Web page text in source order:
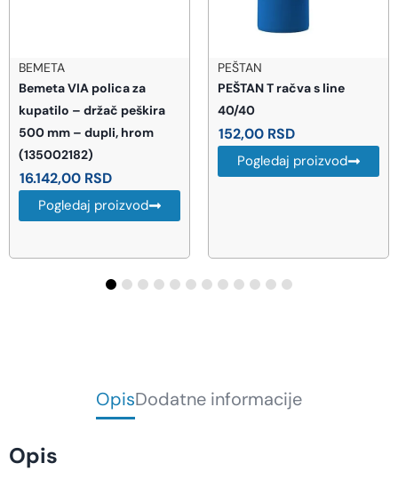
PEŠTAN
PEŠTAN T račva s line
40/40
152,00RSD
Pogledaj proizvod
METALAC SRBIJA
METALAC Sudopera
Venera E480 F60 Rupa
54449
5.060,00RSD
OpisDodatne informacije
Opis